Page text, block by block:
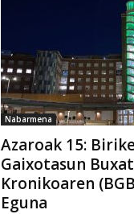
Nabarmena
Azaroak 15: Biriketako
Gaixotasun
Kronikoaren
Eguna